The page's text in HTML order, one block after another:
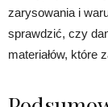
zarysowania i
sprawdzić, czy
materiałów, które